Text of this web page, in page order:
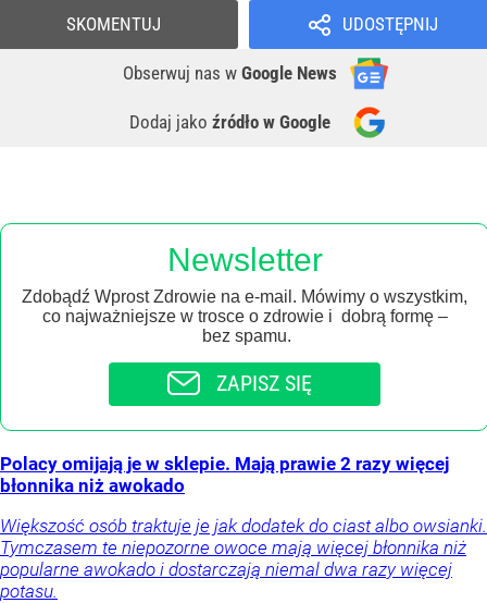
UDOSTĘPNIJ
Obserwuj nas w Google News
Dodaj jako źródło w Google
SKOMENTUJ
Newsletter
Zdobądź Wprost Zdrowie na e-mail. Mówimy o wszystkim,
co najważniejsze w trosce o zdrowie i dobrą formę –
bez spamu.
ZAPISZ SIĘ
Polacy omijają je w sklepie. Mają prawie 2 razy więcej
błonnika niż awokado
Większość osób traktuje je jak dodatek do ciast albo owsianki.
Tymczasem te niepozorne owoce mają więcej błonnika niż
popularne awokado i dostarczają niemal dwa razy więcej
potasu.